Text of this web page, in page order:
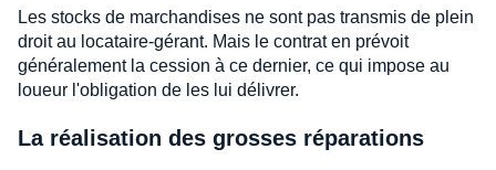
Les stocks de marchandises ne sont pas transmis de plein
droit au locataire-gérant. Mais le contrat en prévoit
généralement la cession à ce dernier, ce qui impose au
loueur l'obligation de les lui délivrer.
La réalisation des grosses réparations